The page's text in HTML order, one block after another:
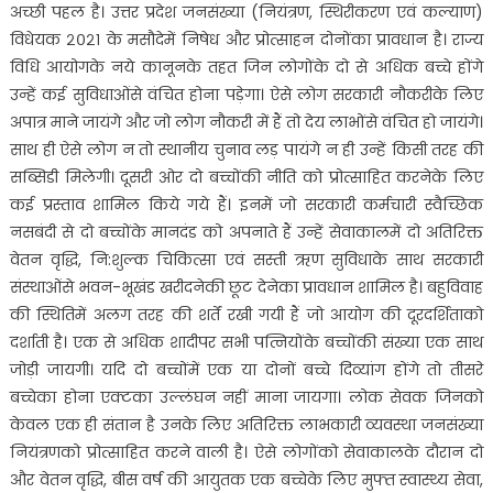
अच्छी पहल है। उत्तर प्रदेश जनसंख्या (नियंत्रण, स्थिरीकरण एवं कल्याण)
विधेयक २०२१ के मसौदेमें निषेध और प्रोत्साहन दोनोंका प्रावधान है। राज्य
विधि आयोगके नये कानूनके तहत जिन लोगोंके दो से अधिक बच्चे होंगे
उन्हें कई सुविधाओंसे वंचित होना पड़ेगा। ऐसे लोग सरकारी नौकरीके लिए
अपात्र माने जायंगे और जो लोग नौकरी में हैं तो देय लाभोंसे वंचित हो जायंगे।
साथ ही ऐसे लोग न तो स्थानीय चुनाव लड़ पायंगे न ही उन्हें किसी तरह की
सब्सिडी मिलेगी। दूसरी ओर दो बच्चोंकी नीति को प्रोत्साहित करनेके लिए
कई प्रस्ताव शामिल किये गये हैं। इनमें जो सरकारी कर्मचारी स्वैच्छिक
नसबंदी से दो बच्चोंके मानदंड को अपनाते हैं उन्हें सेवाकालमें दो अतिरिक्त
वेतन वृद्धि, नि:शुल्क चिकित्सा एवं सस्ती ऋण सुविधाके साथ सरकारी
संस्थाओंसे भवन-भूखंड खरीदनेकी छूट देनेका प्रावधान शामिल है। बहुविवाह
की स्थितिमें अलग तरह की शर्तें रखी गयी हैं जो आयोग की दूरदर्शिताको
दर्शाती है। एक से अधिक शादीपर सभी पत्नियोंके बच्चोंकी संख्या एक साथ
जोड़ी जायगी। यदि दो बच्चोंमें एक या दोनों बच्चे दिव्यांग होंगे तो तीसरे
बच्चेका होना एक्टका उल्लंघन नहीं माना जायगा। लोक सेवक जिनको
केवल एक ही संतान है उनके लिए अतिरिक्त लाभकारी व्यवस्था जनसंख्या
नियंत्रणको प्रोत्साहित करने वाली है। ऐसे लोगोंको सेवाकालके दौरान दो
और वेतन वृद्धि, बीस वर्ष की आयुतक एक बच्चेके लिए मुफ्त स्वास्थ्य सेवा,